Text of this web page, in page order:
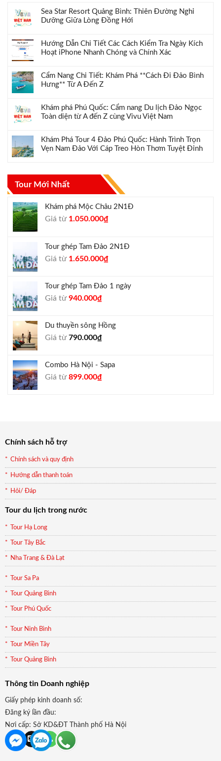
Sea Star Resort Quảng Bình: Thiên Đường Nghỉ
Dưỡng Giữa Lòng Đồng Hới
Hướng Dẫn Chi Tiết Các Cách Kiểm Tra Ngày Kích
Hoạt iPhone Nhanh Chóng và Chính Xác
Cẩm Nang Chi Tiết: Khám Phá **Cách Đi Đảo Bình
Hưng** Từ A Đến Z
Khám phá Phú Quốc: Cẩm nang Du lịch Đảo Ngọc
Toàn diện từ A đến Z cùng Vivu Việt Nam
Khám Phá Tour 4 Đảo Phú Quốc: Hành Trình Trọn
Vẹn Nam Đảo Với Cáp Treo Hòn Thơm Tuyệt Đỉnh
Tour Mới Nhất
Khám phá Mộc Châu 2N1Đ
Giá từ Giá
1.300.000₫.
1.050.000₫Giá
là:
Tour ghép Tam Đảo 2N1Đ
Giá từ Giá
1.800.000₫.
1.650.000₫Giá
là:
Tour ghép Tam Đảo 1 ngày
Giá từGiá
1.000.000₫.
940.000₫Giá
là:
Du thuyền sông Hồng
Giá từ790.000₫
Combo Hà Nội - Sapa
Giá từGiá
899.000₫Giá
Chính sách hỗ trợ
Chính sách và quy định
Hướng dẫn thanh toán
Hỏi/ Đáp
Tour du lịch trong nước
Tour Hạ Long
Tour Tây Bắc
Nha Trang & Đà Lạt
Tour Sa Pa
Tour Quảng Bình
Tour Phú Quốc
Tour Ninh Bình
Tour Miền Tây
Tour Quảng Bình
Thông tin Doanh nghiệp
Giấy phép kinh doanh số:
Đăng ký lần đầu:
Nơi cấp: Sở KD&ĐT Thành phố Hà Nội